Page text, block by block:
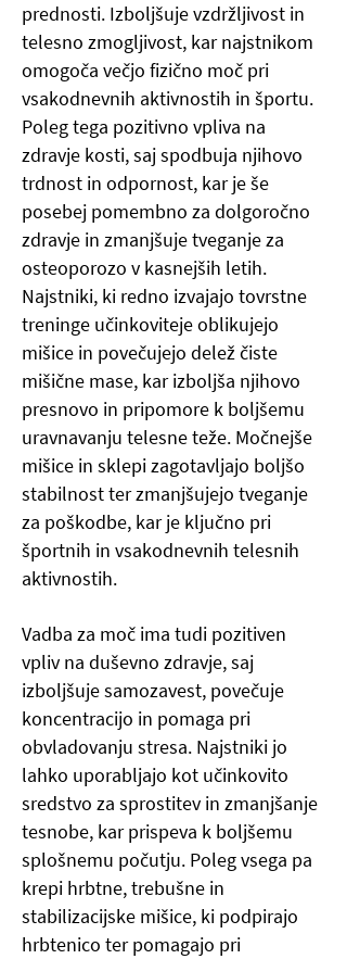
prednosti. Izboljšuje vzdržljivost in
telesno zmogljivost, kar najstnikom
omogoča večjo fizično moč pri
vsakodnevnih aktivnostih in športu.
Poleg tega pozitivno vpliva na
zdravje kosti, saj spodbuja njihovo
trdnost in odpornost, kar je še
posebej pomembno za dolgoročno
zdravje in zmanjšuje tveganje za
osteoporozo v kasnejših letih.
Najstniki, ki redno izvajajo tovrstne
treninge učinkoviteje oblikujejo
mišice in povečujejo delež čiste
mišične mase, kar izboljša njihovo
presnovo in pripomore k boljšemu
uravnavanju telesne teže. Močnejše
mišice in sklepi zagotavljajo boljšo
stabilnost ter zmanjšujejo tveganje
za poškodbe, kar je ključno pri
športnih in vsakodnevnih telesnih
aktivnostih.
Vadba za moč ima tudi pozitiven
vpliv na duševno zdravje, saj
izboljšuje samozavest, povečuje
koncentracijo in pomaga pri
obvladovanju stresa. Najstniki jo
lahko uporabljajo kot učinkovito
sredstvo za sprostitev in zmanjšanje
tesnobe, kar prispeva k boljšemu
splošnemu počutju. Poleg vsega pa
krepi hrbtne, trebušne in
stabilizacijske mišice, ki podpirajo
hrbtenico ter pomagajo pri